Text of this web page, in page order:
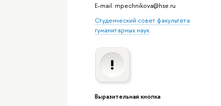
E-mail: mpechnikova@hse.ru
Студенческий совет факультета
гуманитарных наук
Выразительная кнопка